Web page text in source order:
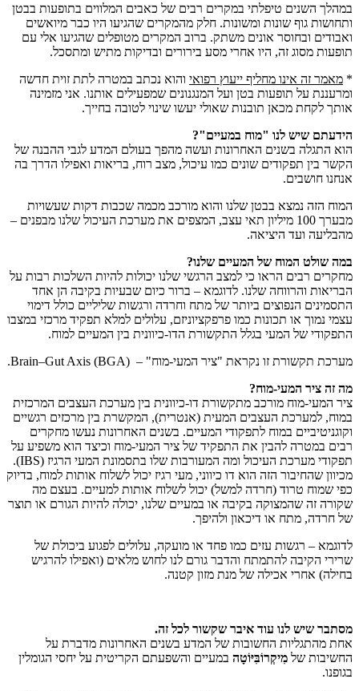
במהלך השנים טיפלתי במקרים רבים של כאבים המלווים בתופעות בבטן
ותחושות גוף שונות ומשונות. חלק מהמקרים שהגיעו היו כבר מיואשים
ואבודים ובחוסר אונים משתק. ברוב המקרים מטופלים שהגיעו אלי עם
תופעות מסוג זה, היו אחרי מסע בירורים ובדיקות מתיש ומתסכל.
* מאמר זה אינו מחליף ייעוץ רפואי והוא נכתב במטרה לתת זוית חדשה
ומרעננת על תופעות בטן ועל המנגנונים שמפעילים אותנו. אני מזמינה
אותך לקחת מכאן תובנות שאולי יעשו שינוי לטובה בחייך.
הידעתם שיש לנו "מוח במעיים"?
הוא התגלה בשנים האחרונות ועשה מהפך בעולם המדע לגבי ההבנה של
הקשר בין תפקודים שונים כמו עיכול, מצב רוח, בריאות ואפילו הדרך בה
אנחנו חושבים.
המוח הזה נמצא בבטן שלנו והוא מורכב מכמה שכבות דקות שעשויות
מבערך 100 מיליון תאי עצב, המצפים את מערכת העיכול שלנו מבפנים –
מהבליעה ועד היציאה.
במה שולט המוח של המעיים שלנו?
מחקרים רבים הראו כי למצב הרגשי שלנו יכולות להיות השלכות רבות על
הבריאות והרווחה שלנו. לדוגמא – ברור כיום שבעיות בקיבה הן אחד
התסמינים הנפוצים ביותר של מתח וחרדה ורגשות שליליים כולל דימוי
עצמי נמוך או תכונות כמו פרפקציוניזם, עלולים למלא תפקיד מרכזי במצבו
התפקודי של המעי בגלל התקשורת הדו-כיוונית בין המעיים למוח.
מערכת תקשורת זו נקראת "ציר המעי-מוח" – Brain–Gut Axis (BGA).
מה זה ציר המעי-מוח?
ציר המעי-מוח מורכב מתקשורת דו-כיוונית בין מערכת העצבים המרכזית
במוח, למערכת העצבים המעית (אנטרית), המקשרת בין מרכזים רגשיים
וקוגניטיביים במוח לתפקודי המעיים. בשנים האחרונות נעשו מחקרים
רבים במטרה להבין את התפקיד של ציר המעי-מוח וכיצד הוא משפיע על
תפקודי מערכת העיכול ומה המעורבות שלו בתסמונת המעי הרגיז (IBS).
מכיוון שהחיבור הזה הוא דו כיווני, מעי רגיז יכול לשלוח אותות למוח, בדיוק
כפי שמוח טרוד (חרדה למשל) יכול לשלוח אותות למעיים. בעצם מה
שקורה זה שהמצוקה בקיבה או במעיים שלנו, יכולה להיות הגורם או תוצר
של חרדה, מתח או דיכאון ולהיפך.
לדוגמא – רגשות עזים כמו פחד או מועקה, עלולים לפגוע ביכולת של
שרירי הקיבה להתמתח והדבר גורם לנו לחוש מלאים (ואפילו להרגיש
בחילה) אחרי אכילה של מנת מזון קטנה.
מסתבר שיש לנו עוד איבר שקשור לכל זה.
אחת מהתגליות החשובות של המדע בשנים האחרונות מדברת על
החשיבות של מִיקְרוֹבִּיּוֹטָה במעיים והשפעתם הקריטית על יחסי הגומלין
בגופנו.